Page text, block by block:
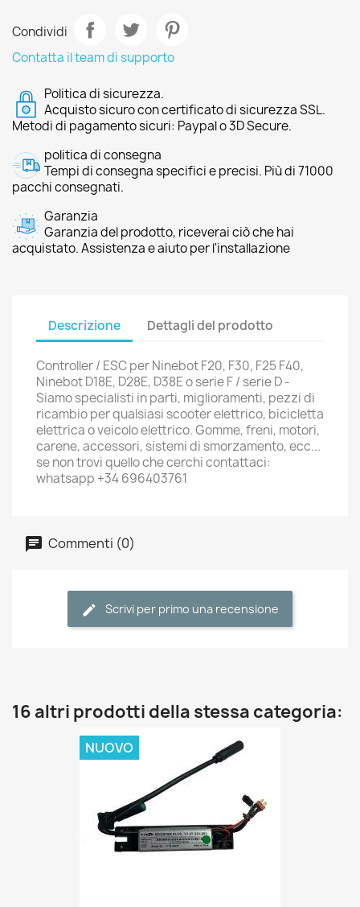
Condividi
Contatta il team di supporto
Politica di sicurezza.
Acquisto sicuro con certificato di sicurezza SSL.
Metodi di pagamento sicuri: Paypal o 3D Secure.
politica di consegna
Tempi di consegna specifici e precisi. Più di 71000
pacchi consegnati.
Garanzia
Garanzia del prodotto, riceverai ciò che hai
acquistato. Assistenza e aiuto per l'installazione
Descrizione Dettagli del prodotto
Controller / ESC per Ninebot F20, F30, F25 F40,
Ninebot D18E, D28E, D38E o serie F / serie D -
Siamo specialisti in parti, miglioramenti, pezzi di
ricambio per qualsiasi scooter elettrico, bicicletta
elettrica o veicolo elettrico. Gomme, freni, motori,
carene, accessori, sistemi di smorzamento, ecc...
se non trovi quello che cerchi contattaci:
whatsapp +34 696403761
Commenti (0)
Scrivi per primo una recensione
16 altri prodotti della stessa categoria:
NUOVO